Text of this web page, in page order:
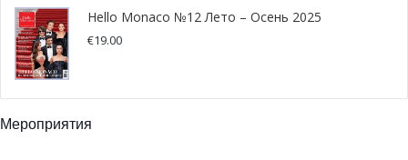
будет создан отдельный вход и выход, как и маркеры
циркуляции людей».
В пресс-релизе также говорится, что члены духовенства
и персонал церквей позаботятся о соблюдении этих
мер, уборке и дезинфекции помещений и
Hello Monaco №12 Лето – Осень 2025
€19.00
Мероприятия